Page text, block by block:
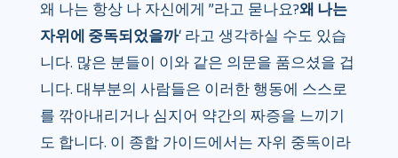
왜 나는 항상 나 자신에게 ”라고 묻나요?왜 나는
자위에 중독되었을까‘ 라고 생각하실 수도 있습
니다. 많은 분들이 이와 같은 의문을 품으셨을 겁
니다. 대부분의 사람들은 이러한 행동에 스스로
를 깎아내리거나 심지어 약간의 짜증을 느끼기
도 합니다. 이 종합 가이드에서는 자위 중독이라